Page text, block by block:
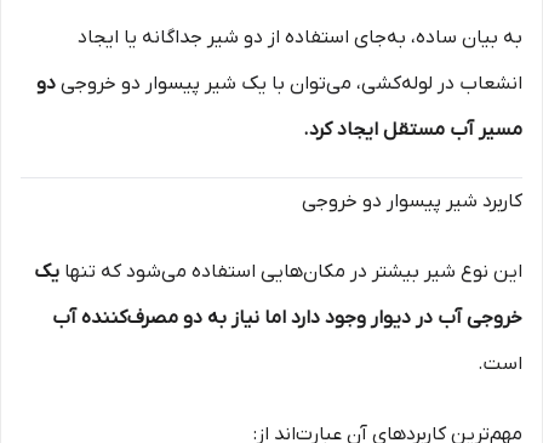
به بیان ساده، به‌جای استفاده از دو شیر جداگانه یا ایجاد
انشعاب در لوله‌کشی، می‌توان با یک شیر پیسوار دو خروجی دو
مسیر آب مستقل ایجاد کرد.
کاربرد شیر پیسوار دو خروجی
این نوع شیر بیشتر در مکان‌هایی استفاده می‌شود که تنها یک
خروجی آب در دیوار وجود دارد اما نیاز به دو مصرف‌کننده آب
است.
مهم‌ترین کاربردهای آن عبارت‌اند از: